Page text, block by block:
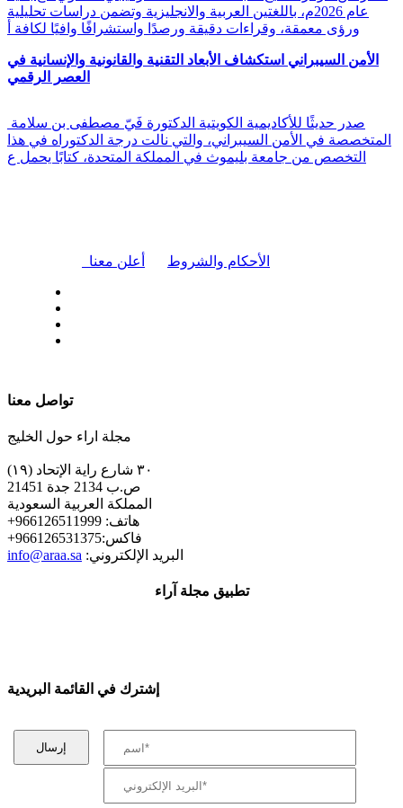
عام 2026م، باللغتين العربية والانجليزية وتضمن دراسات تحليلية
ورؤى معمقة، وقراءات دقيقة ورصدًا واستشرافًا وافيًا لكافة أ
الأمن السيبراني استكشاف الأبعاد التقنية والقانونية والإنسانية في
العصر الرقمي
المتخصصة في الأمن السيبراني، والتي نالت درجة الدكتوراه في هذا
التخصص من جامعة بليموث في المملكة المتحدة، كتابًا يحمل ع
أعلن معنا الأحكام والشروط
تواصل معنا
مجلة اراء حول الخليج
٣٠ شارع راية الإتحاد (١٩)
ص.ب 2134 جدة 21451
المملكة العربية السعودية
+هاتف: 966126511999
+فاكس:966126531375
info@araa.sa :البريد الإلكتروني
تطبيق مجلة آراء
إشترك في القائمة البريدية